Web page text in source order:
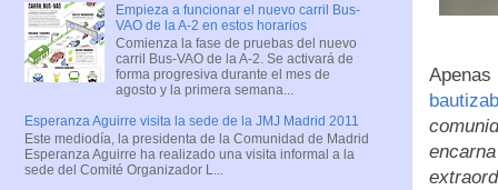
Empieza a funcionar el nuevo carril Bus-
VAO de la A-2 en estos horarios
Comienza la fase de pruebas del nuevo
carril Bus-VAO de la A-2. Se activará de
forma progresiva durante el mes de
agosto y la primera semana...
Esperanza Aguirre visita la sede de la JMJ Madrid 2011
Este mediodía, la presidenta de la Comunidad de Madrid
Esperanza Aguirre ha realizado una visita informal a la
sede del Comité Organizador L...